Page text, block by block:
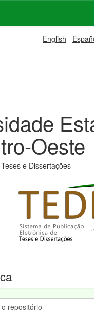
English
Oeste
e Dissertações